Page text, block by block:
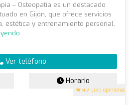
4.7 (139 opiniones)
– Osteopatía es un destacado
en Gijón, que ofrece servicios
estética y entrenamiento personal.
Ver teléfono
Horario